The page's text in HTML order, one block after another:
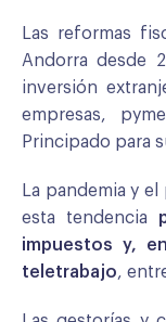
Las reformas
Andorra desde
inversión
empresas,
Principado para
La pandemia y
esta tendencia
impuestos y,
teletrabajo,